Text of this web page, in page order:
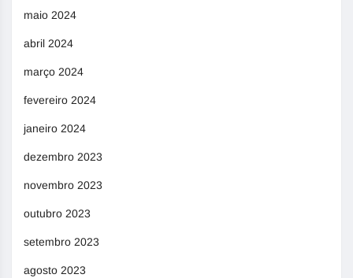
maio 2024
abril 2024
março 2024
fevereiro 2024
janeiro 2024
dezembro 2023
novembro 2023
outubro 2023
setembro 2023
agosto 2023